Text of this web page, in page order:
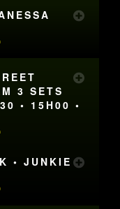
3 SETS
• 15H00 •
• JUNKIE